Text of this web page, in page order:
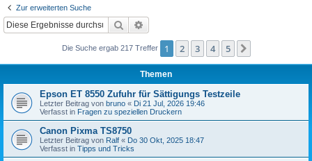
Zur erweiterten Suche
Suche
Die Suche ergab 217 Treffer 1 2 3 4 5
Themen
Epson ET 8550 Zufuhr für Sättigungs Testzeile
Letzter Beitrag von bruno « Di 21 Jul, 2026 19:46
Verfasst in Fragen zu speziellen Druckern
Canon Pixma TS8750
Letzter Beitrag von Ralf « Do 30 Okt, 2025 18:47
Verfasst in Tipps und Tricks